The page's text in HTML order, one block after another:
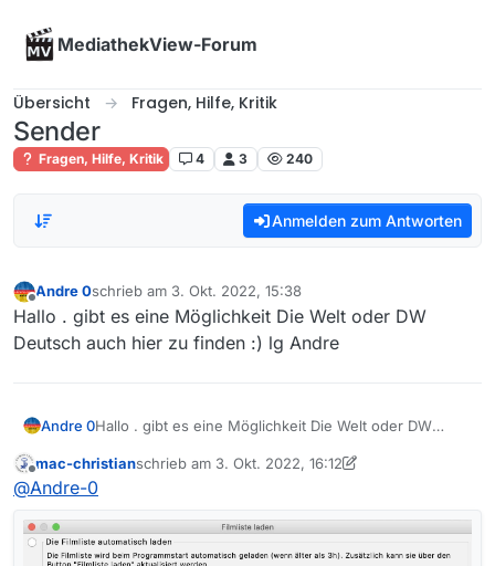
MediathekView-Forum
Übersicht Fragen, Hilfe, Kritik
Sender
Fragen, Hilfe, Kritik 4 3 240
Anmelden zum Antworten
Offline
Andre 0schrieb am 3. Okt. 2022, 15:38
zuletzt editiert von
Hallo . gibt es eine Möglichkeit Die Welt oder DW
Deutsch auch hier zu finden :) lg Andre
Andre 0Hallo . gibt es eine Möglichkeit Die Welt oder DW
Offline
mac-christianschrieb am 3. Okt. 2022, 16:12
zuletzt editiert von mac-christian
@Andre-0